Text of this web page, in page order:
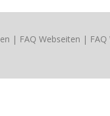
| FAQ Webseiten |